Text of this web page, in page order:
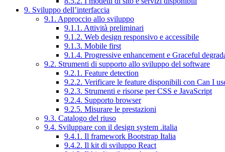
9. Sviluppo dell’interfaccia
9.1. Approccio allo sviluppo
9.1.1. Attività preliminari
9.1.2. Web design responsivo e accessibile
9.1.3. Mobile first
9.1.4. Progressive enhancement e Graceful
9.2. Strumenti di supporto allo sviluppo del software
9.2.1. Feature detection
9.2.2. Verificare le feature disponibili con Can I
9.2.3. Strumenti e risorse per CSS e JavaScript
9.2.4. Supporto browser
9.2.5. Misurare le prestazioni
9.3. Catalogo del riuso
9.4. Sviluppare con il design system .italia
9.4.1. Il framework Bootstrap Italia
9.4.2. Il kit di sviluppo React